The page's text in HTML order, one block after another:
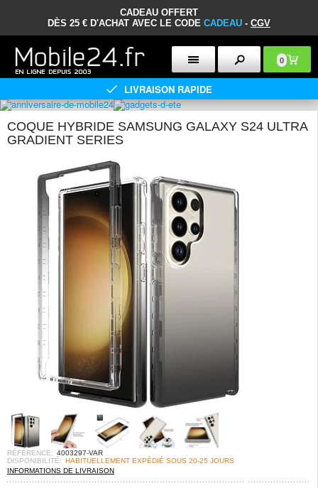
CADEAU OFFERT
DÈS 25 € D'ACHAT AVEC LE CODE CADEAU - CGV
0
LIVRAISON RAPIDE
COQUE HYBRIDE SAMSUNG GALAXY S24 ULTRA
GRADIENT SERIES
RÉFÉRENCE: 4003297-VAR
DISPONIBILITÉ: HABITUELLEMENT EXPÉDIÉ SOUS 20-25 JOURS
INFORMATIONS DE LIVRAISON